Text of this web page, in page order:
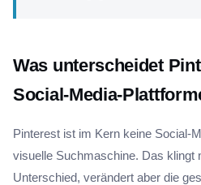
Was unterscheidet
Social-Media-
Pinterest ist im Kern keine Social-
visuelle Suchmaschine. Das klingt
Unterschied, verändert aber die